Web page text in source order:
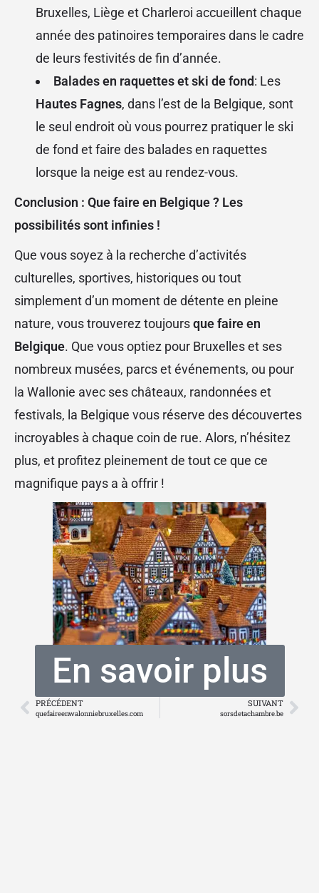
Bruxelles, Liège et Charleroi accueillent chaque
année des patinoires temporaires dans le cadre
de leurs festivités de fin d’année.
Balades en raquettes et ski de fond: Les
Hautes Fagnes, dans l’est de la Belgique, sont
le seul endroit où vous pourrez pratiquer le ski
de fond et faire des balades en raquettes
lorsque la neige est au rendez-vous.
Conclusion : Que faire en Belgique ? Les
possibilités sont infinies !
Que vous soyez à la recherche d’activités
culturelles, sportives, historiques ou tout
simplement d’un moment de détente en pleine
nature, vous trouverez toujoursque faire en
Belgique. Que vous optiez pour Bruxelles et ses
nombreux musées, parcs et événements, ou pour
la Wallonie avec ses châteaux, randonnées et
festivals, la Belgique vous réserve des découvertes
incroyables à chaque coin de rue. Alors, n’hésitez
plus, et profitez pleinement de tout ce que ce
magnifique pays a à offrir !
En savoir plus
PRÉCÉDENT
quefaireenwalonniebruxelles.com
SUIVANT
sorsdetachambre.be